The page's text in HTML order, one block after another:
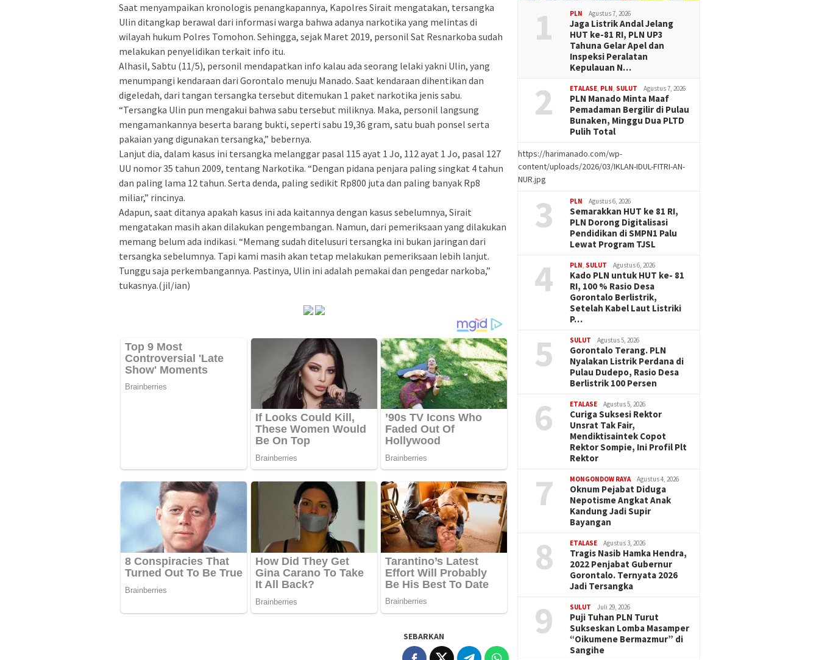
Saat menyampaikan kronologis penangkapannya, Kapolres Sirait mengatakan, tersangka
Ulin ditangkap berawal dari informasi warga bahwa adanya narkotika yang melintas di
wilayah hukum Polres Tomohon. Sehingga, sejak Maret 2019, personil Sat Resnarkoba sudah
melakukan penyelidikan terkait info itu.
Alhasil, Sabtu (11/5), personil mendapatkan info kalau ada seorang lelaki yakni Ulin, yang
menumpangi kendaraan dari Gorontalo menuju Manado. Saat kendaraan dihentikan dan
digeledah, dari tangan tersangka tersebut ditemukan 1 paket narkotika jenis sabu.
“Tersangka Ulin pun mengakui bahwa sabu tersebut miliknya. Maka, personil langsung
mengamankannya beserta barang bukti, seperti sabu 19,36 gram, satu buah ponsel serta
pakaian yang digunakan tersangka,” bebernya.
Lanjut dia, dalam kasus ini tersangka melanggar pasal 115 ayat 1 Jo, 112 ayat 1 Jo, pasal 127
UU nomor 35 tahun 2009, tentang Narkotika. “Dengan pidana penjara paling singkat 4 tahun
dan paling lama 12 tahun. Serta denda, paling sedikit Rp800 juta dan paling banyak Rp8
miliar,” rincinya.
Adapun, saat ditanya apakah kasus ini ada kaitannya dengan kasus sebelumnya, Sirait
mengatakan masih akan dilakukan pengembangan. Namun, dari pemeriksaan yang dilakukan
memang belum ada indikasi. “Memang sudah ditelusuri tersangka ini bukan jaringan dari
tersangka sebelumnya. Tapi kami masih akan tetap melakukan pemeriksaan lebih lanjut.
Tunggu saja perkembangannya. Pastinya, Ulin ini adalah pemakai dan pengedar narkoba,”
tukasnya.(jil/ian)
SEBARKAN
1 PLN Agustus 7, 2026
Jaga Listrik Andal Jelang
HUT ke-81 RI, PLN UP3
Tahuna Gelar Apel dan
Inspeksi Peralatan
Kepulauan N…
2 ETALASE PLN SULUT Agustus 7, 2026
PLN Manado Minta Maaf
Pemadaman Bergilir di Pulau
Bunaken, Minggu Dua PLTD
Pulih Total
https://harimanado.com/wp-
content/uploads/2026/03/IKLAN-IDUL-FITRI-AN-
NUR.jpg
3 PLN Agustus 6, 2026
Semarakkan HUT ke 81 RI,
PLN Dorong Digitalisasi
Pendidikan di SMPN1 Palu
Lewat Program TJSL
4 PLN SULUT Agustus 6, 2026
Kado PLN untuk HUT ke- 81
RI, 100 % Rasio Desa
Gorontalo Berlistrik,
Setelah Kabel Laut Listriki
P…
5 SULUT Agustus 5, 2026
Gorontalo Terang. PLN
Nyalakan Listrik Perdana di
Pulau Dudepo, Rasio Desa
Berlistrik 100 Persen
6 ETALASE Agustus 5, 2026
Curiga Suksesi Rektor
Unsrat Tak Fair,
Mendiktisaintek Copot
Rektor Sompie, Ini Profil Plt
Rektor
7 MONGONDOW RAYA Agustus 4, 2026
Oknum Pejabat Diduga
Nepotisme Angkat Anak
Kandung Jadi Supir
Bayangan
8 ETALASE Agustus 3, 2026
Tragis Nasib Hamka Hendra,
2022 Penjabat Gubernur
Gorontalo. Ternyata 2026
Jadi Tersangka
9 SULUT Juli 29, 2026
Puji Tuhan PLN Turut
Sukseskan Lomba Masamper
“Oikumene Bermazmur” di
Sangihe